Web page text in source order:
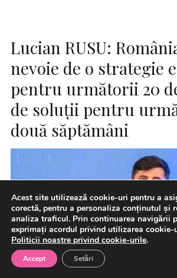
Lucian RUSU:
nevoie de o strategie
pentru următorii 20
de soluții pentru
două săptămâni
Acest site utilizează cookie-uri pentru a
corectă, pentru a personaliza conținutul și
analiza traficul. Prin continuarea navigării
exprimați acordul privind utilizarea cookie-
Politicii noastre privind cookie-urile.
Accept Setări